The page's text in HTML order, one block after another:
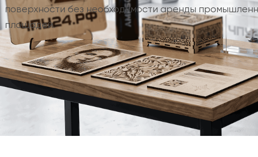
поверхности без необходимости аренды
площадей.